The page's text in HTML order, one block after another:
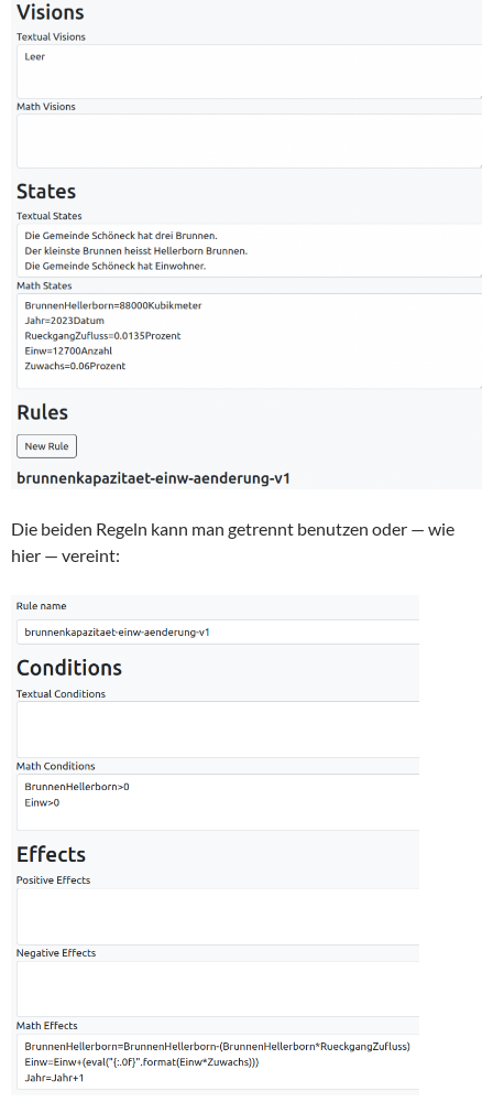
Die beiden Regeln kann man getrennt benutzen oder — wie
hier — vereint: